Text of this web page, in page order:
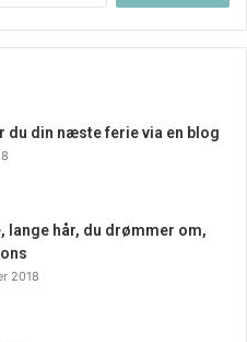
du din næste ferie via en blog
lange hår, du drømmer om,
2018